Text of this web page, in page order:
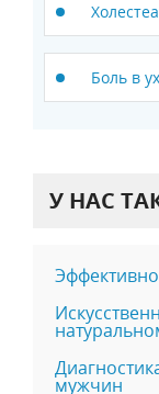
Боль в
У НАС
мужчин